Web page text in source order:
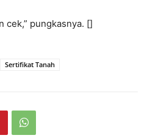
cek,” pungkasnya. []
Sertifikat Tanah